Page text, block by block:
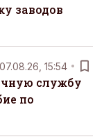
заводов
07.08.26, 15:54
службу
по